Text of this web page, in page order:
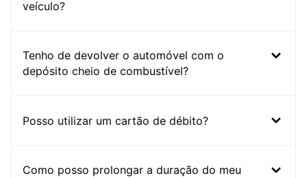
veículo?
Tenho de devolver o automóvel com o
depósito cheio de combustível?
Posso utilizar um cartão de débito?
Como posso prolongar a duração do meu